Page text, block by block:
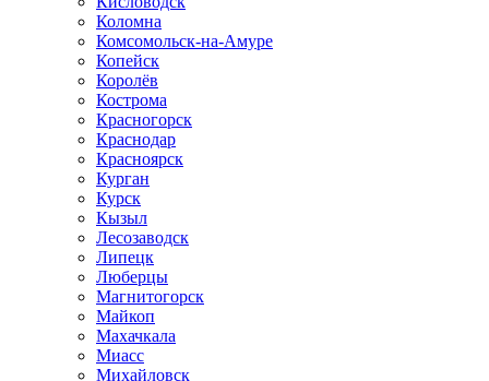
Коломна
Комсомольск-на-Амуре
Копейск
Королёв
Кострома
Красногорск
Краснодар
Красноярск
Курган
Курск
Кызыл
Лесозаводск
Липецк
Люберцы
Магнитогорск
Майкоп
Махачкала
Миасс
Михайловск